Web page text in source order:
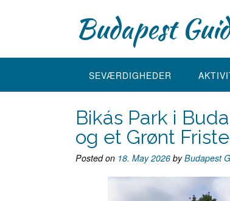
Budapest
SEVÆRDIGHEDER
Bikás Park i
og et Grønt
Posted on 18. May 2026 byBudapest